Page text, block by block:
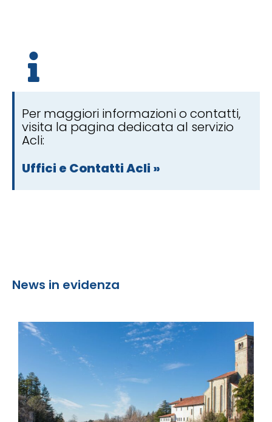
Per maggiori informazioni o contatti,
visita la pagina dedicata al servizio
Acli:
Uffici e Contatti Acli »
News in evidenza